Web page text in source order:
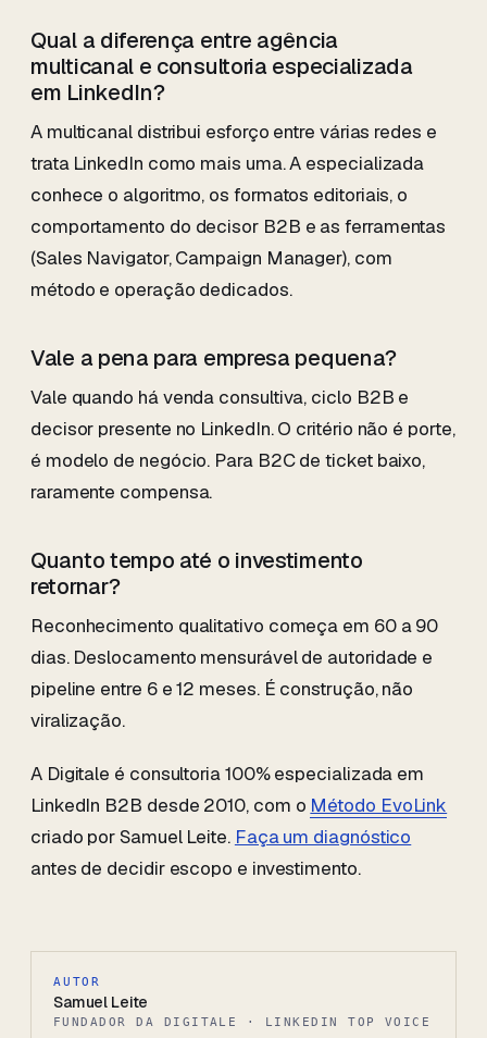
Qual a diferença entre agência
multicanal e consultoria especializada
em LinkedIn?
A multicanal distribui esforço entre várias redes e
trata LinkedIn como mais uma. A especializada
conhece o algoritmo, os formatos editoriais, o
comportamento do decisor B2B e as ferramentas
(Sales Navigator, Campaign Manager), com
método e operação dedicados.
Vale a pena para empresa pequena?
Vale quando há venda consultiva, ciclo B2B e
decisor presente no LinkedIn. O critério não é porte,
é modelo de negócio. Para B2C de ticket baixo,
raramente compensa.
Quanto tempo até o investimento
retornar?
Reconhecimento qualitativo começa em 60 a 90
dias. Deslocamento mensurável de autoridade e
pipeline entre 6 e 12 meses. É construção, não
viralização.
A Digitale é consultoria 100% especializada em
LinkedIn B2B desde 2010, com o Método EvoLink
criado por Samuel Leite. Faça um diagnóstico
antes de decidir escopo e investimento.
AUTOR
Samuel Leite
FUNDADOR DA DIGITALE · LINKEDIN TOP VOICE